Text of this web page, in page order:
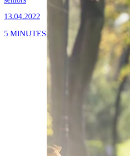
13.04.2022
5 MINUTES